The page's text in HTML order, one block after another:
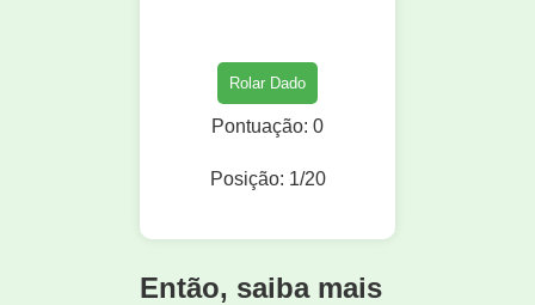
Rolar Dado
Pontuação: 0
Posição: 1/20
Então, saiba mais